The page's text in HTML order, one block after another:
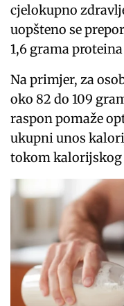
cjelokupno
uopšteno se
1,6 grama
Na primjer, za
oko 82 do 109
raspon pomaže
ukupni unos
tokom kalorijskog